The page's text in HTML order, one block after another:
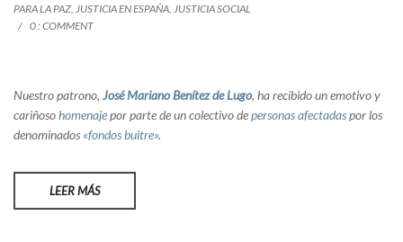
PARA LA PAZ JUSTICIA EN ESPAÑA JUSTICIA SOCIAL
0 : COMMENT
Nuestro patrono, José Mariano Benítez de Lugo, ha recibido un emotivo y
cariñosohomenajepor parte de un colectivo depersonas afectadaspor los
denominados «fondos buitre».
LEER MÁS